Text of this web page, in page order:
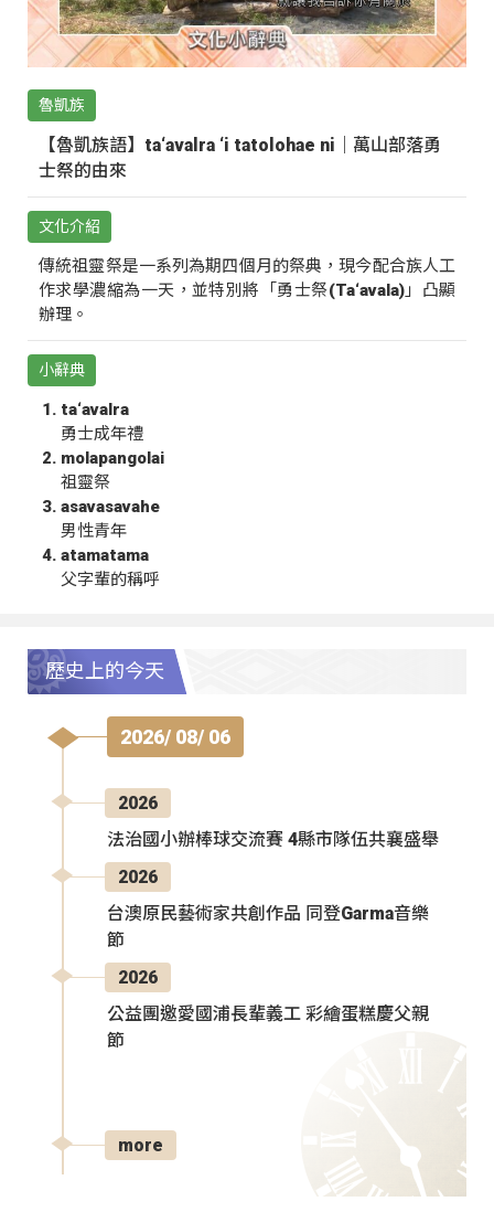
魯凱族
【魯凱族語】ta‘avalra ‘i tatolohae ni｜萬山部落勇
士祭的由來
文化介紹
傳統祖靈祭是一系列為期四個月的祭典，現今配合族人工
作求學濃縮為一天，並特別將「勇士祭(Ta‘avala)」凸顯
辦理。
小辭典
ta‘avalra
勇士成年禮
molapangolai
祖靈祭
asavasavahe
男性青年
atamatama
父字輩的稱呼
歷史上的今天
2026/ 08/ 06
2026
法治國小辦棒球交流賽 4縣市隊伍共襄盛舉
2026
台澳原民藝術家共創作品 同登Garma音樂
節
2026
公益團邀愛國浦長輩義工 彩繪蛋糕慶父親
節
more